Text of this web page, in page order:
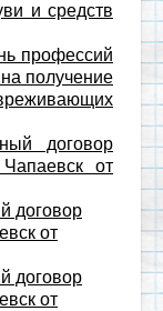
и средств
профессий
получение
договор
от
договор
от
договор
от